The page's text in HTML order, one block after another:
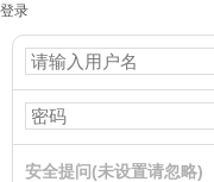
登录
安全提问(未设置请忽略)